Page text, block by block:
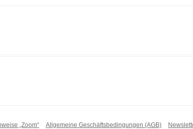
„Zoom“ Allgemeine Geschäftsbedingungen (AGB)